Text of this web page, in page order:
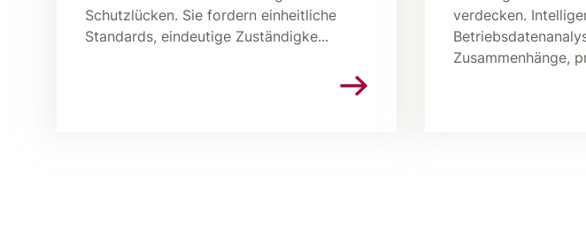
Schutzlücken. Sie fordern einheitliche
Standards, eindeutige Zuständigke...
verdecken.
Zusammenhänge,